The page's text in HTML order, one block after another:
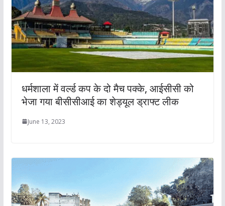
धर्मशाला में वर्ल्ड कप के दो मैच पक्के, आईसीसी को
भेजा गया बीसीसीआई का शेड्यूल ड्राफ्ट लीक
June 13, 2023